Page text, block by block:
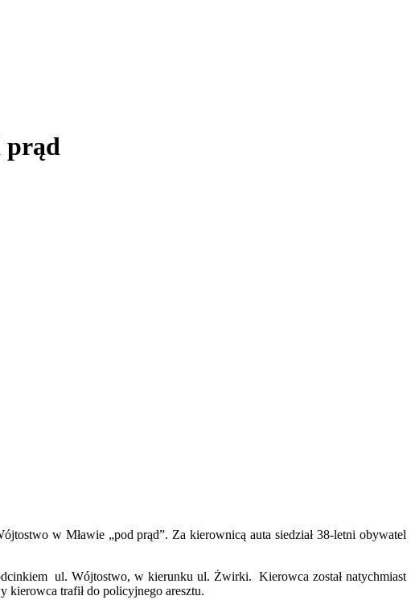
prąd
w Mławie „pod prąd”. Za kierownicą auta siedział 38-letni obywatel
ul. Wójtostwo, w kierunku ul. Żwirki. Kierowca został natychmiast
kierowca trafił do policyjnego aresztu.